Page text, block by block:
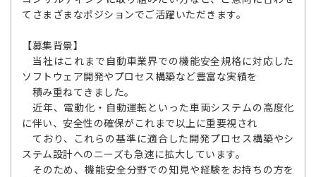
てさまざまなポジションでご活躍いただきます。
【募集背景】
当社はこれまで自動車業界での機能安全規格に対応した
ソフトウェア開発やプロセス構築など豊富な実績を
積み重ねてきました。
近年、電動化・自動運転といった車両システムの高度化
に伴い、安全性の確保がこれまで以上に重要視され
ており、これらの基準に適合した開発プロセス構築やシ
ステム設計へのニーズも急速に拡大しています。
そのため、機能安全分野での知見や経験をお持ちの方を